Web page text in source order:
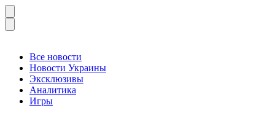
Все новости
Новости Украины
Эксклюзивы
Аналитика
Игры